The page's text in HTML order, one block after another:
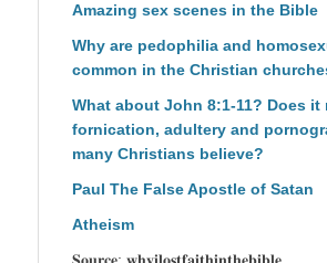
Amazing sex scenes in the Bible
Why are pedophilia and
common in the Christian
What about John 8:1-11? Does
fornication, adultery and
many Christians believe?
Paul The False Apostle of Satan
Atheism